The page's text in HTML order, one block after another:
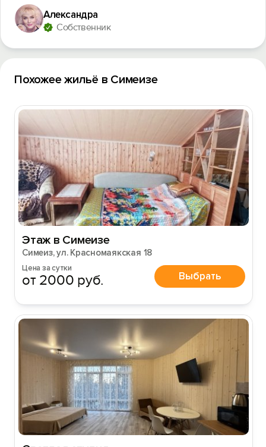
Александра
Собственник
Похожее жильё в Симеизе
Этаж в Симеизе
Симеиз, ул. Красномаякская 18
Цена за сутки
от 2000 руб. Выбрать
Вход на сайт
Войти илиЗарегистрироваться
Войти
Войти с помощью